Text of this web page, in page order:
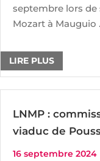
septembre lors
Mozart à Mauguio
LIRE PLUS
LNMP :
viaduc de
16 septembre 2024